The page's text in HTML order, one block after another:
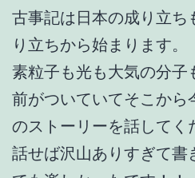
古事記は日本の成り立ち
り立ちから始まります。
素粒子も光も大気の分子
前がついていてそこから
のストーリーを話してく
話せば沢山ありすぎて書